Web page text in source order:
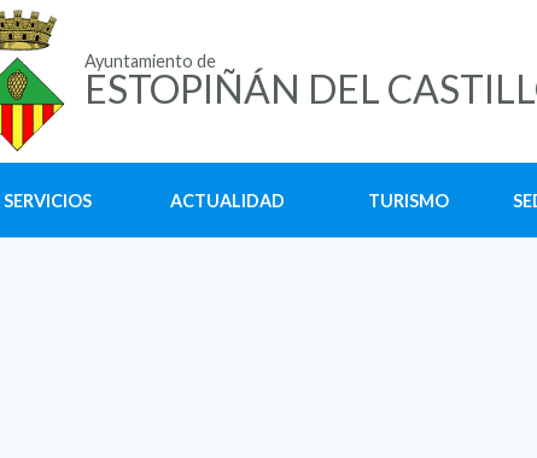
Ayuntamiento de
ESTOPIÑÁN DEL
SERVICIOS ACTUALIDAD TURISMO